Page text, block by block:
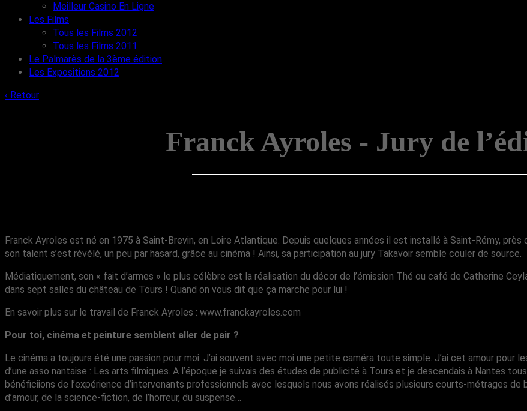
Meilleur Casino En Ligne
Les Films
Tous les Films 2012
Tous les Films 2011
Le Palmarès de la 3ème édition
Les Expositions 2012
‹ Retour
Franck Ayroles - Jury de
Franck Ayroles est né en 1975 à Saint-Brevin, en Loire Atlantique. Depuis quelques années il est installé à Saint-Rémy, près
son talent s’est révélé, un peu par hasard, grâce au cinéma ! Ainsi, sa participation au jury Takavoir semble couler de source.
Médiatiquement, son « fait d’armes » le plus célèbre est la réalisation du décor de l’émission Thé ou café de Catherine
dans sept salles du château de Tours ! Quand on vous dit que ça marche pour lui !
En savoir plus sur le travail de Franck Ayroles : www.franckayroles.com
Pour toi, cinéma et peinture semblent aller de pair ?
Le cinéma a toujours été une passion pour moi. J’ai souvent avec moi une petite caméra toute simple. J’ai cet amour pour
d’une asso nantaise : Les arts filmiques. A l’époque je suivais des études de publicité à Tours et je descendais à Nantes
bénéficiions de l’expérience d’intervenants professionnels avec lesquels nous avons réalisés plusieurs courts-métrages
d’amour, de la science-fiction, de l’horreur, du suspense…